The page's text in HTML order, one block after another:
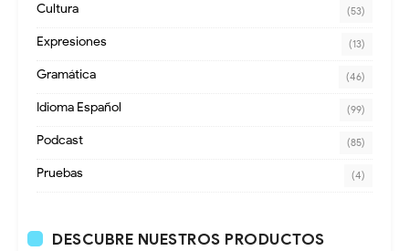
Cultura (53)
Expresiones (13)
Gramática (46)
Idioma Español (99)
Podcast (85)
Pruebas (4)
DESCUBRE NUESTROS PRODUCTOS